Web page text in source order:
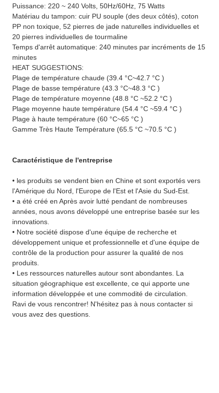
Puissance: 220 ~ 240 Volts, 50Hz/60Hz, 75 Watts
Matériau du tampon: cuir PU souple (des deux côtés), coton
PP non toxique, 52 pierres de jade naturelles individuelles et
20 pierres individuelles de tourmaline
Temps d'arrêt automatique: 240 minutes par incréments de 15
minutes
HEAT SUGGESTIONS:
Plage de température chaude (39.4 °C~42.7 °C )
Plage de basse température (43.3 °C~48.3 °C )
Plage de température moyenne (48.8 °C ~52.2 °C )
Plage moyenne haute température (54.4 °C ~59.4 °C )
Plage à haute température (60 °C~65 °C )
Gamme Très Haute Température (65.5 °C ~70.5 °C )
Caractéristique de l'entreprise
• les produits se vendent bien en Chine et sont exportés vers
l'Amérique du Nord, l'Europe de l'Est et l'Asie du Sud-Est.
• a été créé en Après avoir lutté pendant de nombreuses
années, nous avons développé une entreprise basée sur les
innovations.
• Notre société dispose d'une équipe de recherche et
développement unique et professionnelle et d'une équipe de
contrôle de la production pour assurer la qualité de nos
produits.
• Les ressources naturelles autour sont abondantes. La
situation géographique est excellente, ce qui apporte une
information développée et une commodité de circulation.
Ravi de vous rencontrer! N'hésitez pas à nous contacter si
vous avez des questions.